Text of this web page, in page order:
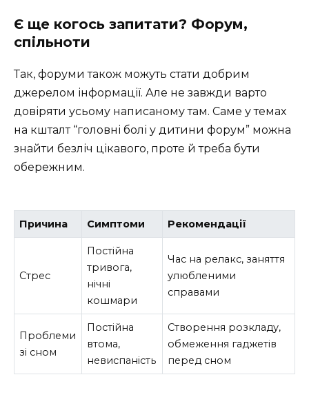
Є ще когось запитати? Форум,
спільноти
Так, форуми також можуть стати добрим
джерелом інформації. Але не завжди варто
довіряти усьому написаному там. Саме у темах
на кшталт “головні болі у дитини форум” можна
знайти безліч цікавого, проте й треба бути
обережним.
Причина Симптоми Рекомендації
Стрес
Постійна
тривога,
нічні
кошмари
Час на релакс, заняття
улюбленими
справами
Проблеми
зі сном
Постійна
втома,
невиспаність
Створення розкладу,
обмеження гаджетів
перед сном